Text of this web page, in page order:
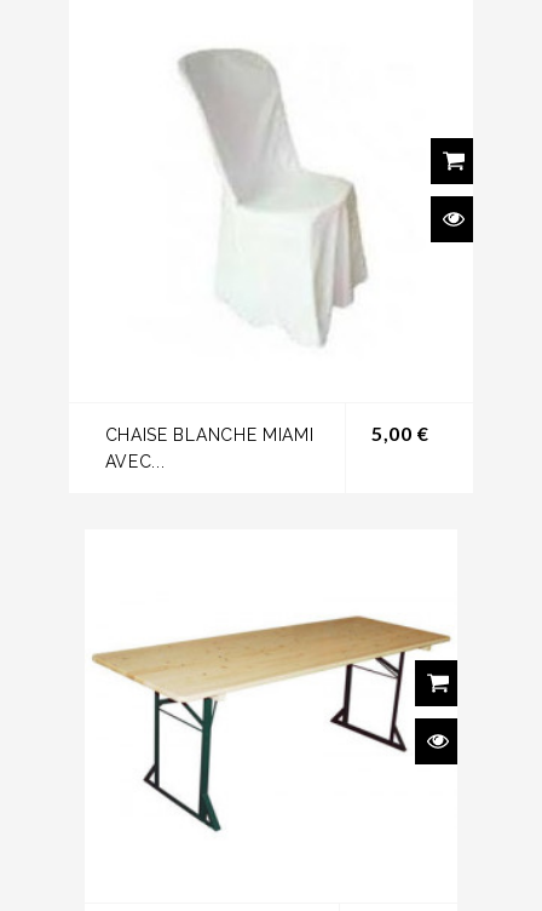
CHAISE BLANCHE MIAMI
AVEC...
5,00 €Prix